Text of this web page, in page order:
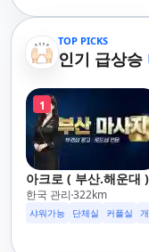
TOP PICKS
인기 급상승
1
아크로 ( 부산.해운대 )
한국 관리 322km
샤워가능 단체실 커플실